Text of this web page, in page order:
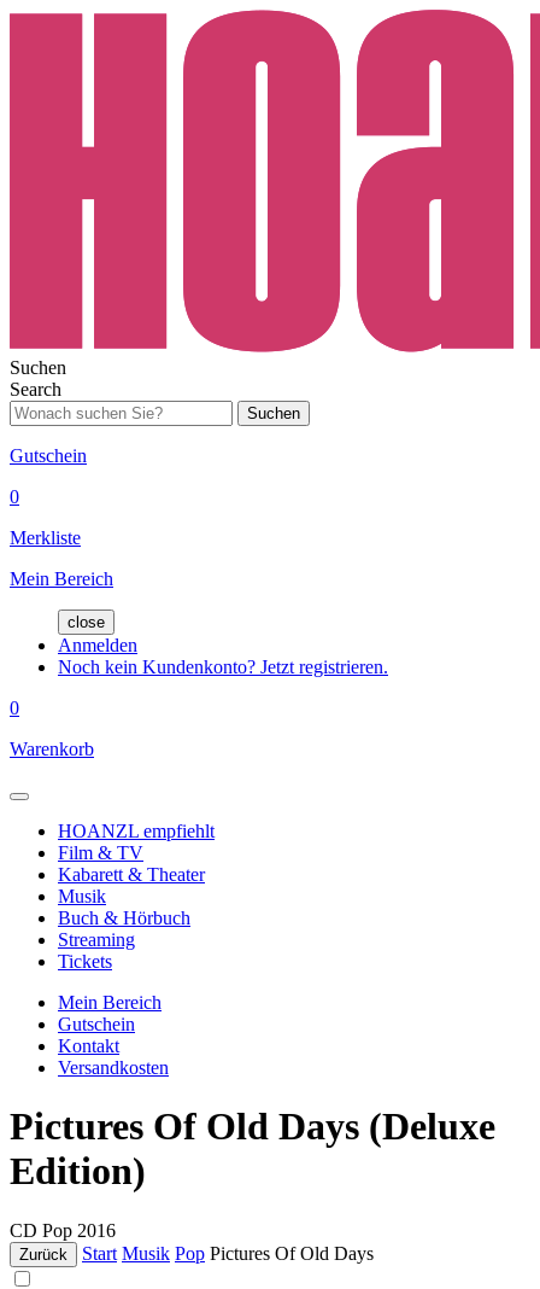
Suchen
Search
Suchen
Gutschein
0
Merkliste
Mein Bereich
close
Anmelden
Noch kein Kundenkonto? Jetzt registrieren.
0
Warenkorb
HOANZL empfiehlt
Film & TV
Kabarett & Theater
Musik
Buch & Hörbuch
Streaming
Tickets
Mein Bereich
Gutschein
Kontakt
Versandkosten
Pictures Of Old Days (Deluxe
Edition)
CD Pop 2016
Zurück Start Musik Pop Pictures Of Old Days